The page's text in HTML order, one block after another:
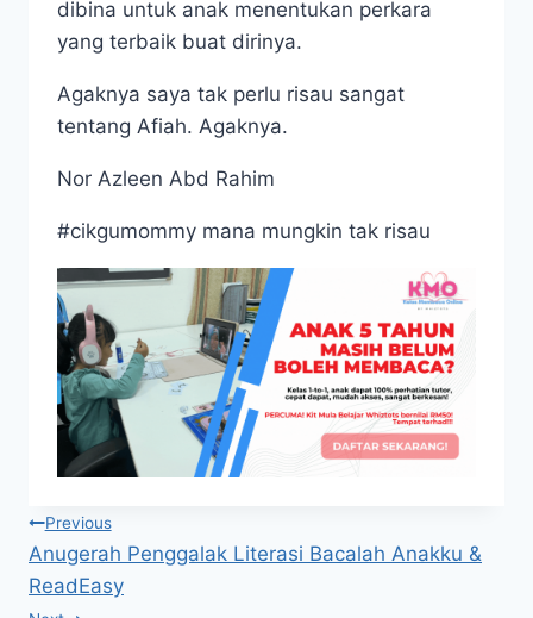
dibina untuk anak menentukan perkara
yang terbaik buat dirinya.
Agaknya saya tak perlu risau sangat
tentang Afiah. Agaknya.
Nor Azleen Abd Rahim
#cikgumommy mana mungkin tak risau
Post
navigation
Previous
Anugerah Penggalak Literasi Bacalah Anakku &
ReadEasy